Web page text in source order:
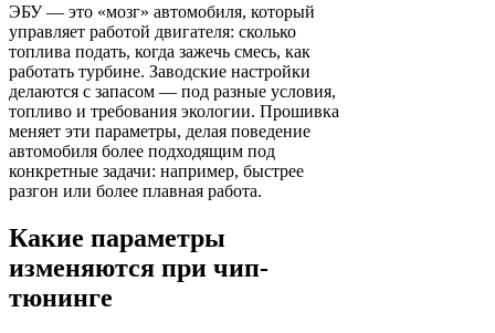
ЭБУ — это «мозг» автомобиля, который
управляет работой двигателя: сколько
топлива подать, когда зажечь смесь, как
работать турбине. Заводские настройки
делаются с запасом — под разные условия,
топливо и требования экологии. Прошивка
меняет эти параметры, делая поведение
автомобиля более подходящим под
конкретные задачи: например, быстрее
разгон или более плавная работа.
Какие параметры
изменяются при чип-
тюнинге